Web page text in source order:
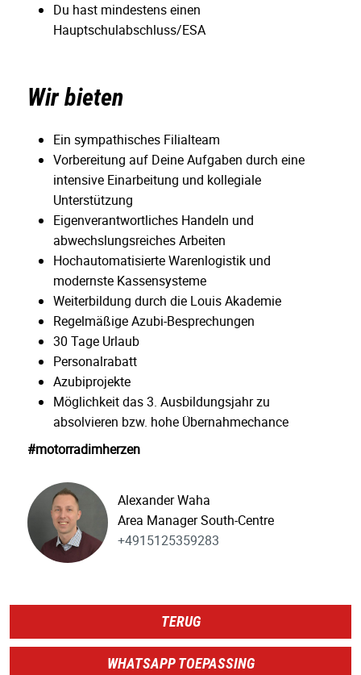
Du hast mindestens einen
Hauptschulabschluss/ESA
Wir bieten
Ein sympathisches Filialteam
Vorbereitung auf Deine Aufgaben durch eine
intensive Einarbeitung und kollegiale
Unterstützung
Eigenverantwortliches Handeln und
abwechslungsreiches Arbeiten
Hochautomatisierte Warenlogistik und
modernste Kassensysteme
Weiterbildung durch die Louis Akademie
Regelmäßige Azubi-Besprechungen
30 Tage Urlaub
Personalrabatt
Azubiprojekte
Möglichkeit das 3. Ausbildungsjahr zu
absolvieren bzw. hohe Übernahmechance
#motorradimherzen
Alexander Waha
Area Manager South-Centre
+4915125359283
TERUG
WHATSAPP TOEPASSING